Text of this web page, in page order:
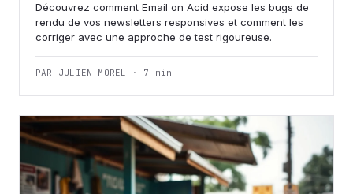
Découvrez comment Email on Acid expose les bugs de
rendu de vos newsletters responsives et comment les
corriger avec une approche de test rigoureuse.
PAR JULIEN MOREL · 7 min